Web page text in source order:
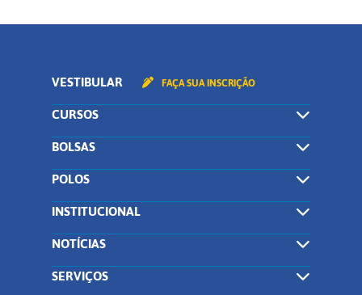
VESTIBULAR FAÇA SUA INSCRIÇÃO
CURSOS
BOLSAS
POLOS
INSTITUCIONAL
NOTÍCIAS
SERVIÇOS